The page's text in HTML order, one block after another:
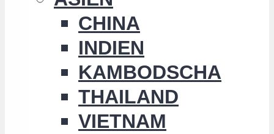
CHINA
INDIEN
KAMBODSCHA
THAILAND
VIETNAM